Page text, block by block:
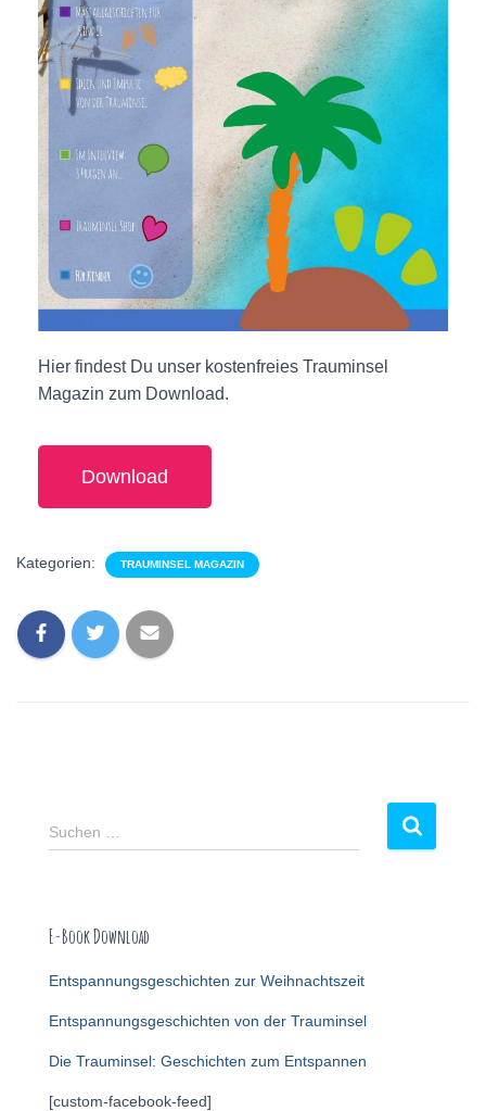
Hier findest Du unser kostenfreies Trauminsel
Magazin zum Download.
Download
Kategorien: TRAUMINSEL MAGAZIN
Suchen …
E-Book Download
Entspannungsgeschichten zur Weihnachtszeit
Entspannungsgeschichten von der Trauminsel
Die Trauminsel: Geschichten zum Entspannen
[custom-facebook-feed]